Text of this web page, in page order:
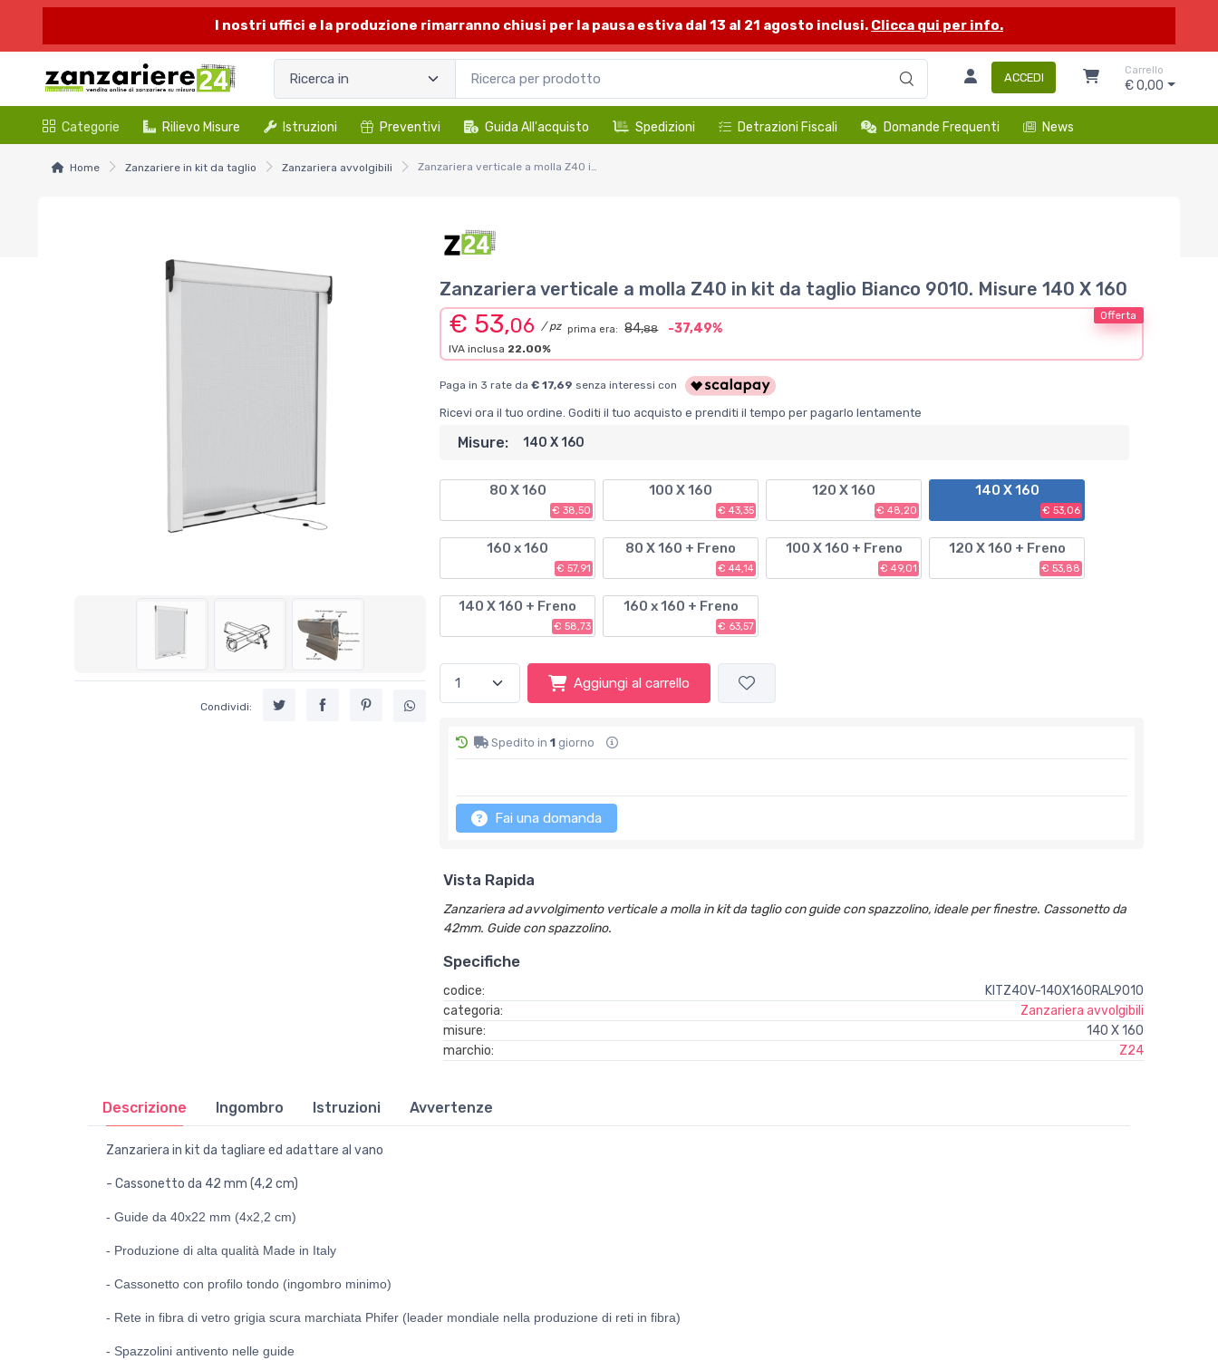
I nostri uffici e la produzione rimarranno chiusi per la pausa estiva dal 13 al 21 agosto inclusi. Clicca qui per info.
ACCEDI
Carrello
€ 0,00
Categorie Rilievo Misure Istruzioni Preventivi Guida All'acquisto Spedizioni Detrazioni Fiscali Domande Frequenti News
Home Zanzariere in kit da taglio Zanzariera avvolgibili Zanzariera verticale a molla Z40 in kit da taglio
Condividi:
Zanzariera verticale a molla Z40 in kit da taglio Bianco 9010. Misure 140 X 160
Offerta
€ 53,06 / pz prima era: 84,88 -37,49%
IVA inclusa 22.00%
Paga in 3 rate da€ 17,69 senza interessi con
Ricevi ora il tuo ordine. Goditi il tuo acquisto e prenditi il tempo per pagarlo lentamente
Misure: 140 X 160
80 X 160
€ 38,50
100 X 160
€ 43,35
120 X 160
€ 48,20
140 X 160
€ 53,06
160 x 160
€ 57,91
80 X 160 + Freno
€ 44,14
100 X 160 + Freno
€ 49,01
120 X 160 + Freno
€ 53,88
140 X 160 + Freno
€ 58,73
160 x 160 + Freno
€ 63,57
Aggiungi al carrello
Spedito in1 giorno
Fai una domanda
Vista Rapida
Zanzariera ad avvolgimento verticale a molla in kit da taglio con guide con spazzolino, ideale per finestre. Cassonetto da
42mm. Guide con spazzolino.
Specifiche
codice:
KITZ40V-140X160RAL9010
categoria:
Zanzariera avvolgibili
misure:
140 X 160
marchio:
Z24
Descrizione Ingombro Istruzioni Avvertenze
Zanzariera in kit da tagliare ed adattare al vano
- Cassonetto da 42 mm (4,2 cm)
- Guide da 40x22 mm (4x2,2 cm)
- Produzione di alta qualità Made in Italy
- Cassonetto con profilo tondo (ingombro minimo)
- Rete in fibra di vetro grigia scura marchiata Phifer (leader mondiale nella produzione di reti in fibra)
- Spazzolini antivento nelle guide